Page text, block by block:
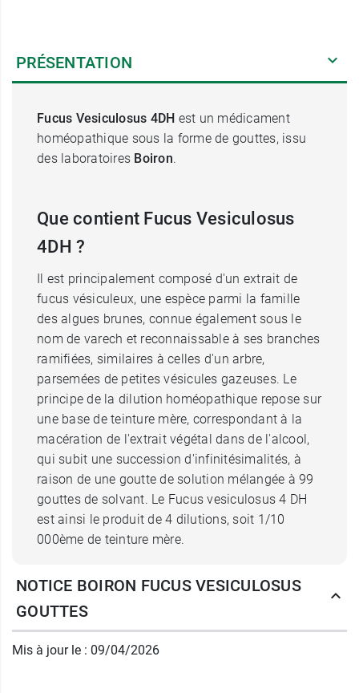
PRÉSENTATION
Fucus Vesiculosus 4DH est un médicament
homéopathique sous la forme de gouttes, issu
des laboratoires Boiron.
Que contient Fucus Vesiculosus
4DH ?
Il est principalement composé d'un extrait de
fucus vésiculeux, une espèce parmi la famille
des algues brunes, connue également sous le
nom de varech et reconnaissable à ses branches
ramifiées, similaires à celles d'un arbre,
parsemées de petites vésicules gazeuses. Le
principe de la dilution homéopathique repose sur
une base de teinture mère, correspondant à la
macération de l'extrait végétal dans de l'alcool,
qui subit une succession d'infinitésimalités, à
raison de une goutte de solution mélangée à 99
gouttes de solvant. Le Fucus vesiculosus 4 DH
est ainsi le produit de 4 dilutions, soit 1/10
000ème de teinture mère.
DH
Les indications de ce médicament
NOTICE BOIRON FUCUS VESICULOSUS
GOUTTES
Mis à jour le : 09/04/2026